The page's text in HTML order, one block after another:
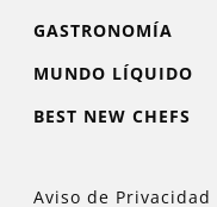
GASTRONOMÍA
MUNDO LÍQUIDO
BEST NEW CHEFS
Aviso de Privacidad